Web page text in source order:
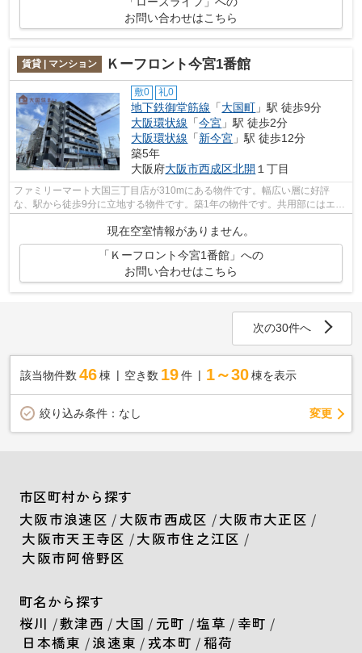
お問い合わせはこちら
賃貸 | マンション Ｋーフロント今宮1番館
敷0 礼0
地下鉄御堂筋線 「大国町 」駅 徒歩9分
大阪環状線 「今宮 」駅 徒歩2分
大阪環状線 「新今宮 」駅 徒歩12分
築5年
大阪府大阪市西成区北開 １丁目
ファミリーマート大国三丁目店が310mにある物件です。幅広い層に好評
な、駅から徒歩9分に立地する物件です。築1年の物件です。共用部にはエレ
現在空室情報がありません。
「Ｋーフロント今宮1番館」への
お問い合わせはこちら
次の30件へ
該当物件数 46棟 空き数 19 件 1～30 棟を表示
絞り込み条件： なし 変更
市区町村から探す
大阪市浪速区 / 大阪市西成区 /大阪市大正区 /
大阪市天王寺区 /大阪市住之江区 /
大阪市阿倍野区
町名から探す
桜川 /敷津西 / 大国 / 元町 /塩草 / 幸町 /
日本橋東 /浪速東 / 戎本町 /稲荷